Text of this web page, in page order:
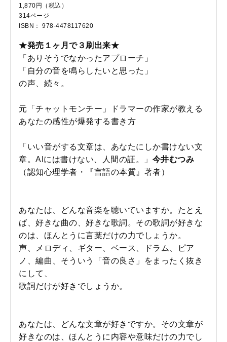
1,870円（税込）
314ページ
ISBN： 978-4478117620
★発売１ヶ月で３刷出来★
「ありそうでなかったアプローチ」
「自分の音を鳴らしたいと思った」
の声、続々。
元「チャットモンチー」ドラマーの作家が教える
あなたの感性が爆発する書き方
「いい音がする文章は、あなたにしか書けない文
章。AIには書けない、人間の証。」 今井むつみ
（認知心理学者・『言語の本質』著者）
あなたは、どんな音楽を聴いていますか。たとえ
ば、好きな曲の、好きな歌詞。その歌詞が好きな
のは、ほんとうに言葉だけの力でしょうか。
声、メロディ、ギター、ベース、ドラム、ピア
ノ、編曲、そういう「音の良さ」をまったく抜き
にして、
歌詞だけが好きでしょうか。
あなたは、どんな文章が好きですか。その文章が
好きなのは、ほんとうに内容や意味だけの力でし